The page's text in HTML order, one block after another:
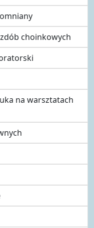
choinkowych
na warsztatach